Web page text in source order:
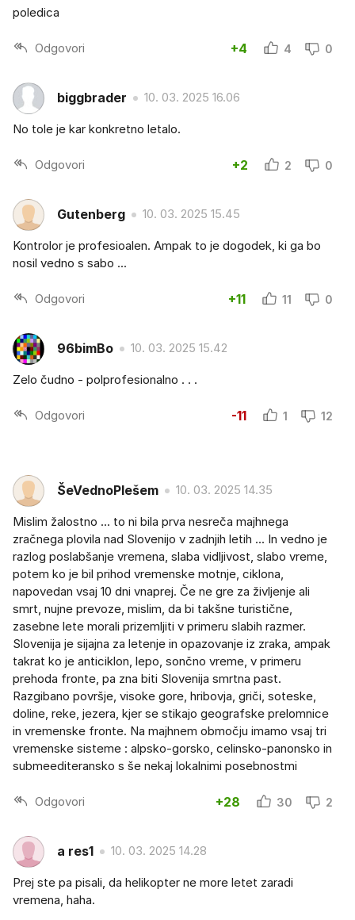
poledica
Odgovori +4 4 0
biggbrader 10. 03. 2025 16.06
No tole je kar konkretno letalo.
Odgovori +2 2 0
Gutenberg 10. 03. 2025 15.45
Kontrolor je profesioalen. Ampak to je dogodek, ki ga bo
nosil vedno s sabo ...
Odgovori +11 11 0
96bimBo 10. 03. 2025 15.42
Zelo čudno - polprofesionalno . . .
Odgovori -11 1 12
ŠeVednoPlešem 10. 03. 2025 14.35
Mislim žalostno ... to ni bila prva nesreča majhnega
zračnega plovila nad Slovenijo v zadnjih letih ... In vedno je
razlog poslabšanje vremena, slaba vidljivost, slabo vreme,
potem ko je bil prihod vremenske motnje, ciklona,
napovedan vsaj 10 dni vnaprej. Če ne gre za življenje ali
smrt, nujne prevoze, mislim, da bi takšne turistične,
zasebne lete morali prizemljiti v primeru slabih razmer.
Slovenija je sijajna za letenje in opazovanje iz zraka, ampak
takrat ko je anticiklon, lepo, sončno vreme, v primeru
prehoda fronte, pa zna biti Slovenija smrtna past.
Razgibano površje, visoke gore, hribovja, griči, soteske,
doline, reke, jezera, kjer se stikajo geografske prelomnice
in vremenske fronte. Na majhnem območju imamo vsaj tri
vremenske sisteme : alpsko-gorsko, celinsko-panonsko in
submeediteransko s še nekaj lokalnimi posebnostmi
Odgovori +28 30 2
a res1 10. 03. 2025 14.28
Prej ste pa pisali, da helikopter ne more letet zaradi
vremena, haha.